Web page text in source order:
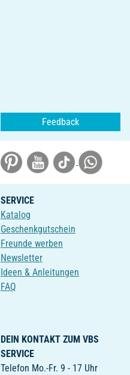
Feedback
SERVICE
Katalog
Geschenkgutschein
Freunde werben
Newsletter
Ideen & Anleitungen
FAQ
DEIN KONTAKT ZUM VBS
SERVICE
Telefon Mo.-Fr. 9 - 17 Uhr